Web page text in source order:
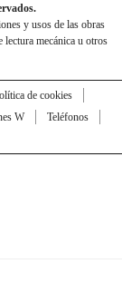
y usos de las obras
lectura mecánica u otros
de cookies
W
Teléfonos